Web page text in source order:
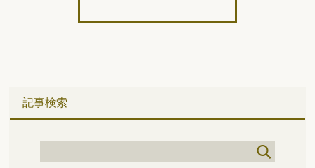
記事検索